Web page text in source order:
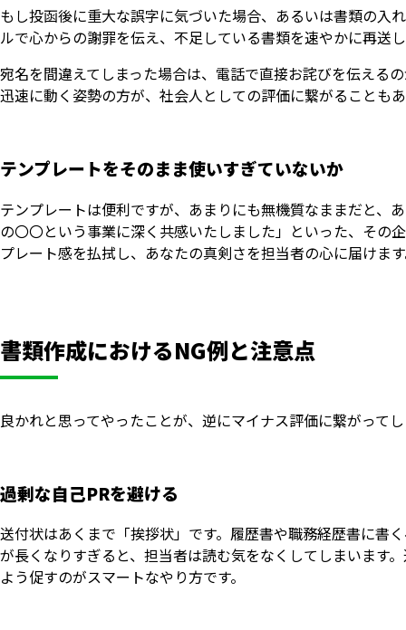
もし投函後に重大な誤字に気づいた場合、あるいは書類の入
ルで心からの謝罪を伝え、不足している書類を速やかに再送
宛名を間違えてしまった場合は、電話で直接お詫びを伝える
迅速に動く姿勢の方が、社会人としての評価に繋がることも
テンプレートをそのまま使いすぎていないか
テンプレートは便利ですが、あまりにも無機質なままだと、
の〇〇という事業に深く共感いたしました」といった、その
プレート感を払拭し、あなたの真剣さを担当者の心に届けま
書類作成におけるNG例と注意点
良かれと思ってやったことが、逆にマイナス評価に繋がって
過剰な自己PRを避ける
送付状はあくまで「挨拶状」です。履歴書や職務経歴書に書
が長くなりすぎると、担当者は読む気をなくしてしまいます
よう促すのがスマートなやり方です。